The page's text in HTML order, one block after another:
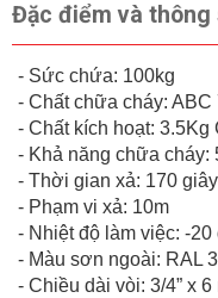
Đặc điểm và thông
- Sức chứa: 100kg
- Chất chữa cháy: ABC
- Chất kích hoạt: 3.5Kg
- Khả năng chữa cháy:
- Thời gian xả: 170 giây
- Phạm vi xả: 10m
- Nhiệt độ làm việc: -
- Màu sơn ngoài: RAL
- Chiều dài vòi: 3/4” x